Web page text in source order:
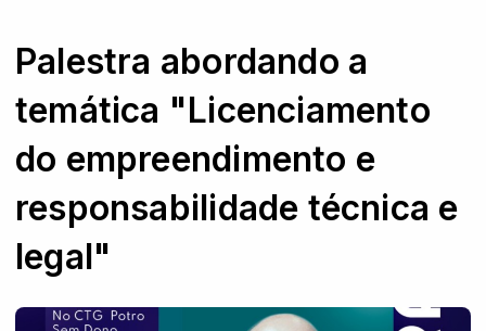
Palestra abordando a
temática "Licenciamento
do empreendimento e
responsabilidade técnica e
legal"